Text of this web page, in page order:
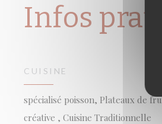
Infos
CUISINE
spécialisé poisson, Plateaux de
créative , Cuisine Traditionnelle